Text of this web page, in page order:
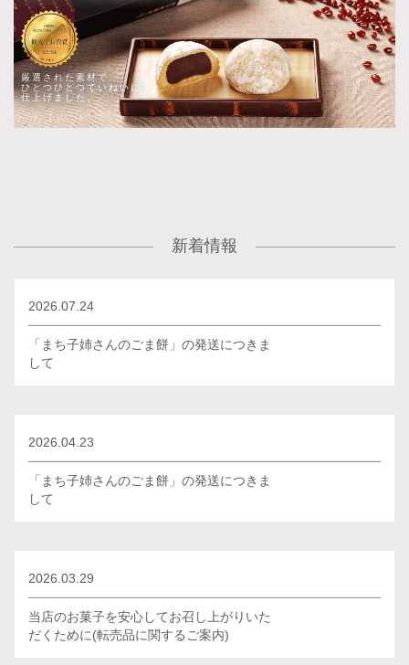
厳選された素材で、
ひとつひとつていねいに
仕上げました。
新着情報
2026.07.24
「まち子姉さんのごま餅」の発送につきま
して
2026.04.23
「まち子姉さんのごま餅」の発送につきま
して
2026.03.29
当店のお菓子を安心してお召し上がりいた
だくために(転売品に関するご案内)